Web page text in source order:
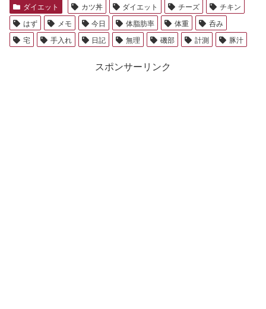
ダイエット カツ丼 ダイエット チーズ
チキン
はず
メモ 今日 体脂肪率 体重
呑み
宅
手入れ 日記 無理 磯部 計測 豚汁
スポンサーリンク